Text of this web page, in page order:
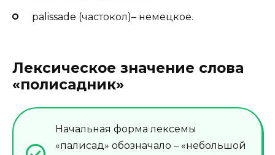
palissade (частокол)– немецкое.
Лексическое значение слова
«полисадник»
Начальная форма лексемы
«палисад» обозначало – «небольшой